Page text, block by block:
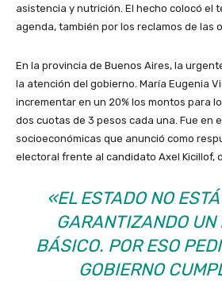
asistencia y nutrición. El hecho colocó el
agenda, también por los reclamos de las
En la provincia de Buenos Aires, la
la atención del gobierno. María Eugenia
incrementar en un 20% los montos para
dos cuotas de 3 pesos cada una. Fue en
socioeconómicas que anunció como
electoral frente al candidato Axel Kicillof,
«EL ESTADO NO
GARANTIZANDO UN
BÁSICO. POR ESO
GOBIERNO